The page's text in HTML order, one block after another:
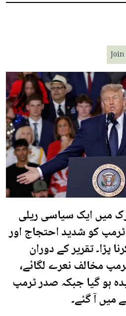
میں ایک سیاسی ریلی
کو شدید احتجاج اور
پڑا۔ تقریر کے دوران
مخالف نعرے لگائے،
ہو گیا جبکہ صدر ٹرمپ
میں آ گئے۔